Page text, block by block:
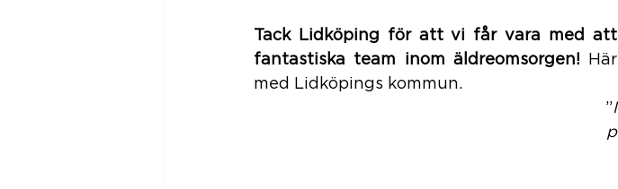
Tack Lidköping för att vi får vara med
fantastiska team inom äldreomsorgen!
med Lidköpings kommun.
”